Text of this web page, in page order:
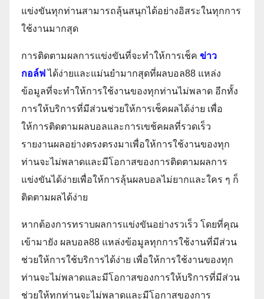
แข่งขันทุกท่านสามารถลุ้นสนุกได้อย่างอิสระในทุกการ
ใช้งานมากสุด
การติดตามผลการแข่งขันที่จะทำให้การเช็ค ข่าว
กอล์ฟ ได้ง่ายและแม่นยำมากสุดที่ผลบอล88 แหล่ง
ข้อมูลที่จะทำให้การใช้งานของทุกท่านไม่พลาด อีกทั้ง
การให้บริการที่มีส่วนช่วยให้การเช็คผลได้ง่าย เพื่อ
ให้การติดตามผลบอลและการเขช้คผลที่รวดเร็ว
รายงานผลอย่างตรงตรงมาเพื่อให้การใช้งานของทุก
ท่านจะไม่พลาดและมีโอกาสของการติดตามผลการ
แข่งขันได้ง่ายเพื่อให้การลุ้นผลบอลไม่ยากและใคร ๆ ก็
ติดตามผลได้ง่าย
หากต้องการทราบผลการแข่งขันอย่างรวเร็ว โดยที่คุณ
เข้ามายัง ผลบอล88 แหล่งข้อมูลทุกการใช้งานที่มีส่วน
ช่วยให้การใช้บริการได้ง่าย เพื่อให้การใช้งานของทุก
ท่านจะไม่พลาดและมีโอกาสของการให้บริการที่มีส่วน
ช่วยให้ทุกท่านจะไม่พลาดและมีโอกาสของการ